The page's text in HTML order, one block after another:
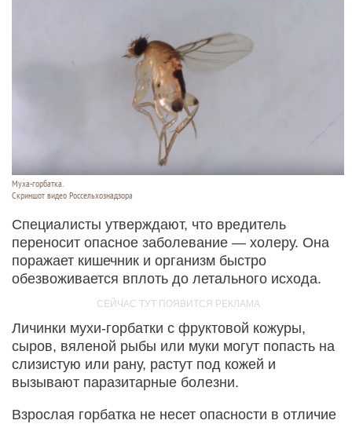
Муха-горбатка.
Скриншот видео Россельхознадзора
Специалисты утверждают, что вредитель
переносит опасное заболевание — холеру. Она
поражает кишечник и организм быстро
обезвоживается вплоть до летального исхода.
Личинки мухи-горбатки с фруктовой кожуры,
сыров, вяленой рыбы или муки могут попасть на
слизистую или рану, растут под кожей и
вызывают паразитарные болезни.
Взрослая горбатка не несет опасности в отличие